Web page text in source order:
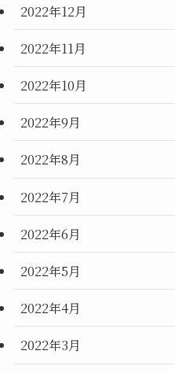
2022年12月
2022年11月
2022年10月
2022年9月
2022年8月
2022年7月
2022年6月
2022年5月
2022年4月
2022年3月